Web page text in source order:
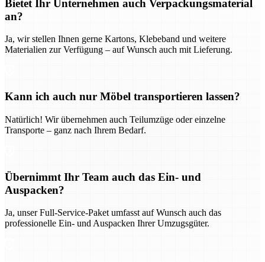
Bietet Ihr Unternehmen auch Verpackungsmaterial
an?
Ja, wir stellen Ihnen gerne Kartons, Klebeband und weitere
Materialien zur Verfügung – auf Wunsch auch mit Lieferung.
Kann ich auch nur Möbel transportieren lassen?
Natürlich! Wir übernehmen auch Teilumzüge oder einzelne
Transporte – ganz nach Ihrem Bedarf.
Übernimmt Ihr Team auch das Ein- und
Auspacken?
Ja, unser Full-Service-Paket umfasst auf Wunsch auch das
professionelle Ein- und Auspacken Ihrer Umzugsgüter.